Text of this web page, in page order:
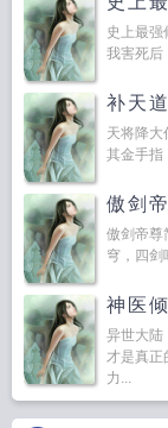
史上最强
我害死后
补天道
天将降大
其金手指
傲剑
傲剑帝尊
穹，四剑
神医
异世大陆
才是真正
力...